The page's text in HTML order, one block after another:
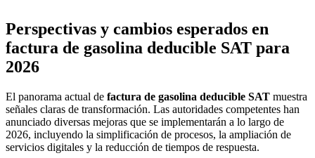
Perspectivas y cambios esperados en
factura de gasolina deducible SAT para
2026
El panorama actual de factura de gasolina deducible SAT muestra
señales claras de transformación. Las autoridades competentes han
anunciado diversas mejoras que se implementarán a lo largo de
2026, incluyendo la simplificación de procesos, la ampliación de
servicios digitales y la reducción de tiempos de respuesta.